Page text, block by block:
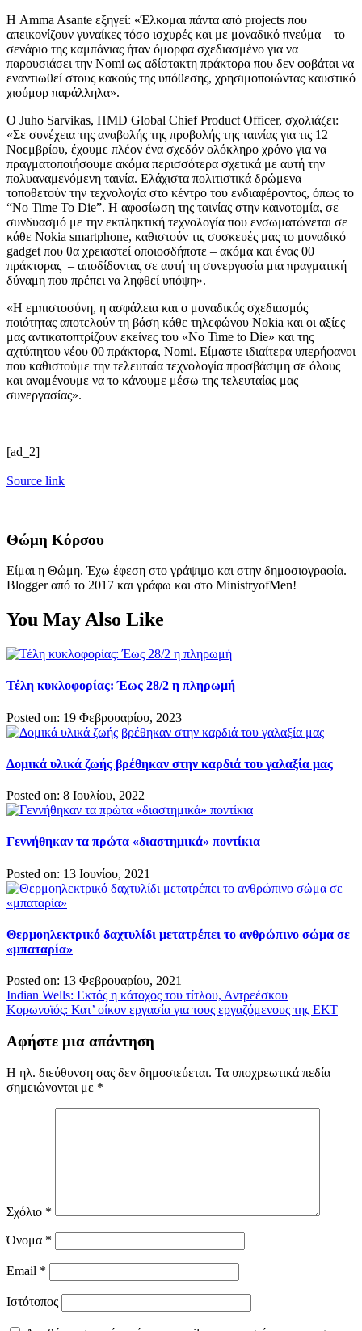
Η Amma Asante εξηγεί: «Έλκομαι πάντα από projects που
απεικονίζουν γυναίκες τόσο ισχυρές και με μοναδικό πνεύμα – το
σενάριο της καμπάνιας ήταν όμορφα σχεδιασμένο για να
παρουσιάσει την Nomi ως αδίστακτη πράκτορα που δεν φοβάται να
εναντιωθεί στους κακούς της υπόθεσης, χρησιμοποιώντας καυστικό
χιούμορ παράλληλα».
Ο Juho Sarvikas, HMD Global Chief Product Officer, σχολιάζει:
«Σε συνέχεια της αναβολής της προβολής της ταινίας για τις 12
Νοεμβρίου, έχουμε πλέον ένα σχεδόν ολόκληρο χρόνο για να
πραγματοποιήσουμε ακόμα περισσότερα σχετικά με αυτή την
πολυαναμενόμενη ταινία. Ελάχιστα πολιτιστικά δρώμενα
τοποθετούν την τεχνολογία στο κέντρο του ενδιαφέροντος, όπως το
“No Time To Die”. Η αφοσίωση της ταινίας στην καινοτομία, σε
συνδυασμό με την εκπληκτική τεχνολογία που ενσωματώνεται σε
κάθε Nokia smartphone, καθιστούν τις συσκευές μας το μοναδικό
gadget που θα χρειαστεί οποιοσδήποτε – ακόμα και ένας 00
πράκτορας – αποδίδοντας σε αυτή τη συνεργασία μια πραγματική
δύναμη που πρέπει να ληφθεί υπόψη».
«Η εμπιστοσύνη, η ασφάλεια και ο μοναδικός σχεδιασμός
ποιότητας αποτελούν τη βάση κάθε τηλεφώνου Nokia και οι αξίες
μας αντικατοπτρίζουν εκείνες του «No Time to Die» και της
αχτύπητου νέου 00 πράκτορα, Nomi. Είμαστε ιδιαίτερα υπερήφανοι
που καθιστούμε την τελευταία τεχνολογία προσβάσιμη σε όλους
και αναμένουμε να το κάνουμε μέσω της τελευταίας μας
συνεργασίας».
[ad_2]
Source link
Θώμη Κόρσου
Είμαι η Θώμη. Έχω έφεση στο γράψιμο και στην δημοσιογραφία.
Blogger από το 2017 και γράφω και στο MinistryofMen!
You May Also Like
Τέλη κυκλοφορίας: Έως 28/2 η πληρωμή
Posted on: 19 Φεβρουαρίου, 2023
Δομικά υλικά ζωής βρέθηκαν στην καρδιά του γαλαξία μας
Posted on: 8 Ιουλίου, 2022
Γεννήθηκαν τα πρώτα «διαστημικά» ποντίκια
Posted on: 13 Ιουνίου, 2021
Θερμοηλεκτρικό δαχτυλίδι μετατρέπει το ανθρώπινο σώμα σε
«μπαταρία»
Posted on: 13 Φεβρουαρίου, 2021
Πλοήγηση
άρθρων
Indian Wells: Εκτός η κάτοχος του τίτλου, Αντρεέσκου
Κορωνοϊός: Κατ’ οίκον εργασία για τους εργαζόμενους της ΕΚΤ
Αφήστε μια απάντηση
Η ηλ. διεύθυνση σας δεν δημοσιεύεται. Τα υποχρεωτικά πεδία
σημειώνονται με *
Σχόλιο *
Όνομα *
Email *
Ιστότοπος